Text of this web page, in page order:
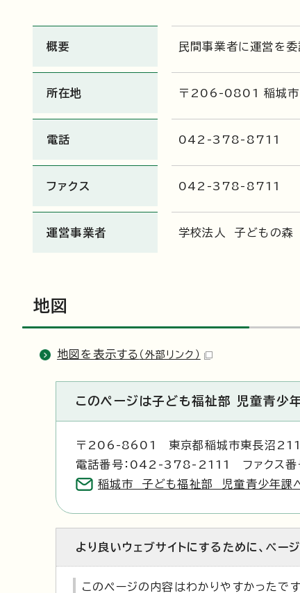
概要 民間事業者に運営を委
所在地 〒206-0801 稲城市
電話 042-378-8711
ファクス 042-378-8711
運営事業者 学校法人 子どもの森
地図
地図を表示する （外部リンク）
このページは子ども福祉部 児童青少
〒206-8601 東京都稲城市東長沼
電話番号：042-378-2111 ファクス
稲城市 子ども福祉部 児童青少年課
より良いウェブサイトにするために、ペー
このページの内容はわかりやすかったで